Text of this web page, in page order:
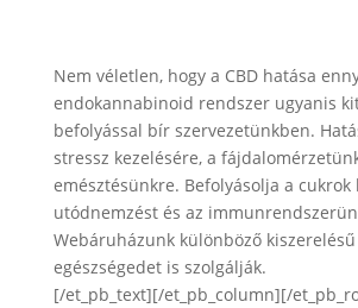
Nem véletlen, hogy a CBD hatása
endokannabinoid rendszer ugyanis
befolyással bír szervezetünkben.
stressz kezelésére, a
emésztésünkre. Befolyásolja a cukrok
utódnemzést és az
Webáruházunk különböző kiszerelésű
egészségedet is szolgálják.
[/et_pb_text][/et_pb_column][/